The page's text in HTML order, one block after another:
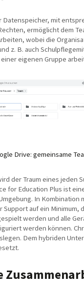
Datenspeicher, mit
ermöglicht dem
wobei die
z. B. auch
eigenen Gruppe
Drive: gemeinsame
der Traum eines jeden
for Education Plus ist
In Kombination
Support auf ein Minimum,
werden und alle
werden können.
Dem hybriden